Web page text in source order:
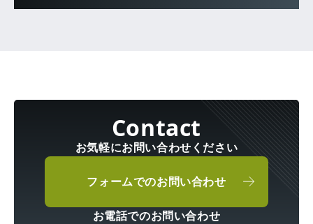
お気軽にお問い合わせください
フォームでのお問い合わせ
お電話でのお問い合わせ